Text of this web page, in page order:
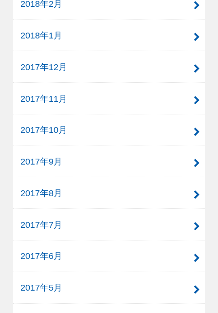
2018年2月
2018年1月
2017年12月
2017年11月
2017年10月
2017年9月
2017年8月
2017年7月
2017年6月
2017年5月